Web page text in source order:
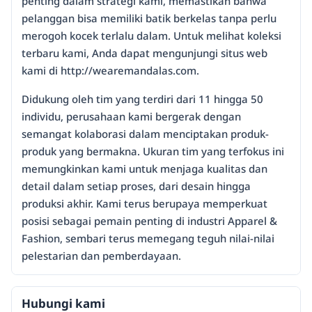
pelanggan bisa memiliki batik berkelas tanpa perlu
merogoh kocek terlalu dalam. Untuk melihat koleksi
terbaru kami, Anda dapat mengunjungi situs web
kami di http://wearemandalas.com.
Didukung oleh tim yang terdiri dari 11 hingga 50
individu, perusahaan kami bergerak dengan
semangat kolaborasi dalam menciptakan produk-
produk yang bermakna. Ukuran tim yang terfokus ini
memungkinkan kami untuk menjaga kualitas dan
detail dalam setiap proses, dari desain hingga
produksi akhir. Kami terus berupaya memperkuat
posisi sebagai pemain penting di industri Apparel &
Fashion, sembari terus memegang teguh nilai-nilai
pelestarian dan pemberdayaan.
Hubungi kami